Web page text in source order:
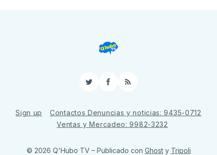
TwitterFacebook
RSS
Sign up
Contactos Denuncias y noticias: 9435-0712
Ventas y Mercadeo: 9982-3232
© 2026 Q'Hubo TV – Publicado con Ghosty Tripoli